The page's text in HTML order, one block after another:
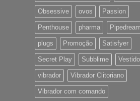
Obsessive ovos Passion
Penthouse pharma Pipedream
plugs Promoção Satisfyer
Secret Play Subblime Vestido
vibrador Vibrador Clitoriano
Vibrador com comando